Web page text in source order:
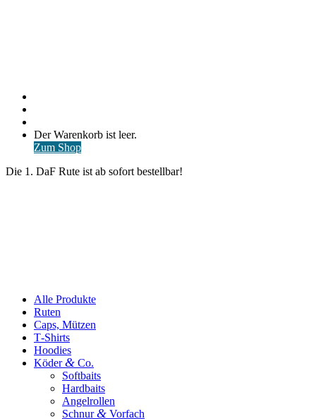
Warenkorb
ansehen
Der Warenkorb ist leer.
Zum Shop
Die 1. DaF Rute ist ab sofort bestellbar!
Alle Produkte
Ruten
Caps, Mützen
T‑Shirts
Hoodies
Köder& Co.
Softbaits
Hardbaits
Angelrollen
Schnur& Vorfach